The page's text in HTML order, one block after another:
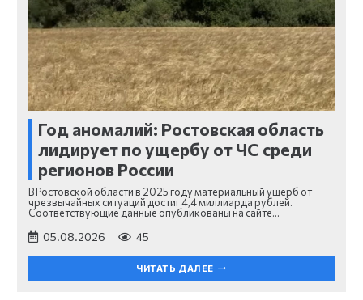
Год аномалий: Ростовская область
лидирует по ущербу от ЧС среди
регионов России
В Ростовской области в 2025 году материальный ущерб от
чрезвычайных ситуаций достиг 4,4 миллиарда рублей.
Соответствующие данные опубликованы на сайте…
05.08.2026 45
ЧИТАТЬ ДАЛЕЕ